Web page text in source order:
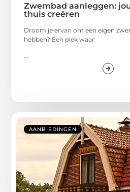
Zwembad aanleggen:
thuis creëren
Droom je ervan om een eigen
hebben? Een plek waar
AANBIEDINGEN